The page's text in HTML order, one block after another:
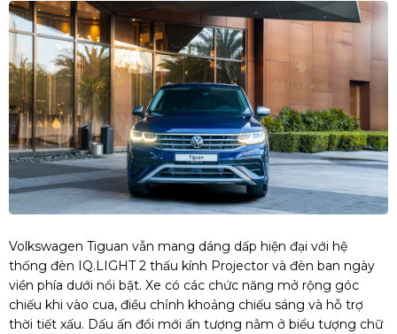
Volkswagen Tiguan vẫn mang dáng dấp hiện đại với hệ
thống đèn IQ.LIGHT 2 thấu kính Projector và đèn ban ngày
viền phía dưới nổi bật. Xe có các chức năng mở rộng góc
chiếu khi vào cua, điều chỉnh khoảng chiếu sáng và hỗ trợ
thời tiết xấu. Dấu ấn đổi mới ấn tượng nằm ở biểu tượng chữ